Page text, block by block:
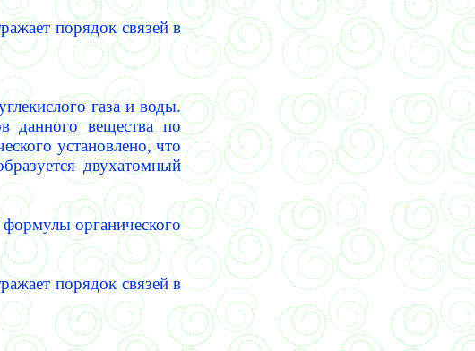
порядок связей в
газа и воды.
данного вещества по
установлено, что
двухатомный
органического
порядок связей в